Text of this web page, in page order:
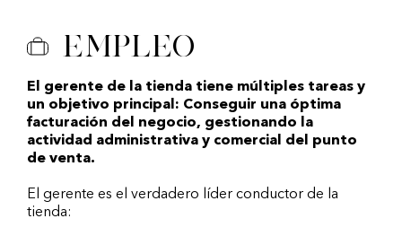
Empleo
El gerente de la tienda tiene múltiples tareas y
un objetivo principal: Conseguir una óptima
facturación del negocio, gestionando la
actividad administrativa y comercial del punto
de venta.
El gerente es el verdadero líder conductor de la
tienda: